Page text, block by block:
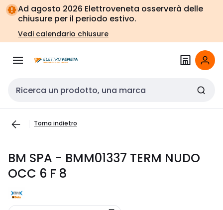
Vai alla
navigazione
Vai
alla
pagina
Ad agosto 2026 Elettroveneta osserverà delle
chiusure per il periodo estivo.
Vedi calendario chiusure
Cerca input
Torna indietro
BM SPA - BMM01337 TERM NUDO
OCC 6 F 8